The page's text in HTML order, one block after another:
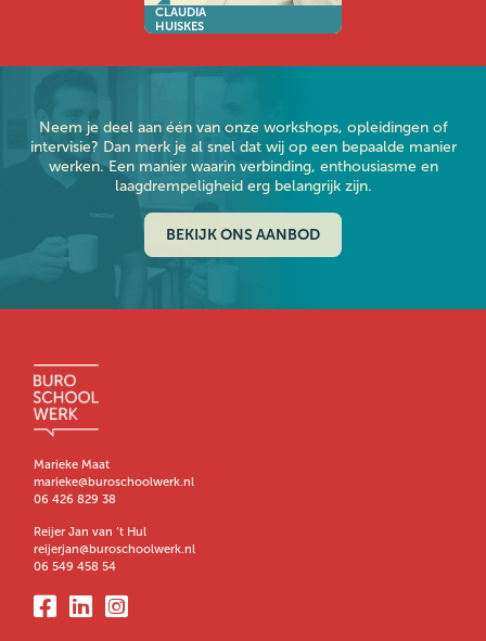
CLAUDIA
HUISKES
Neem je deel aan één van onze workshops, opleidingen of
intervisie? Dan merk je al snel dat wij op een bepaalde manier
werken. Een manier waarin verbinding, enthousiasme en
laagdrempeligheid erg belangrijk zijn.
BEKIJK ONS AANBOD
Marieke Maat
marieke@buroschoolwerk.nl
06 426 829 38
Reijer Jan van ‘t Hul
reijerjan@buroschoolwerk.nl
06 549 458 54